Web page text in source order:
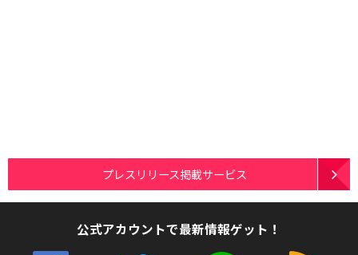
プレスリリース掲載サービス
公式アカウントで最新情報ゲット！